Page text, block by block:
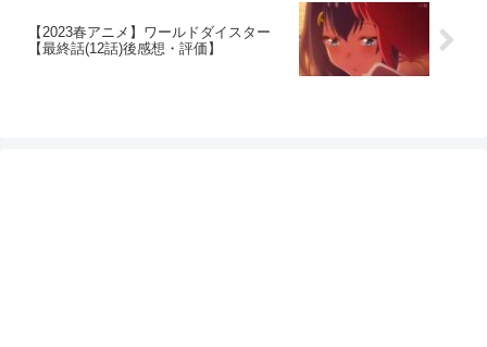
【2023春アニメ】ワールドダイスター
【最終話(12話)後感想・評価】